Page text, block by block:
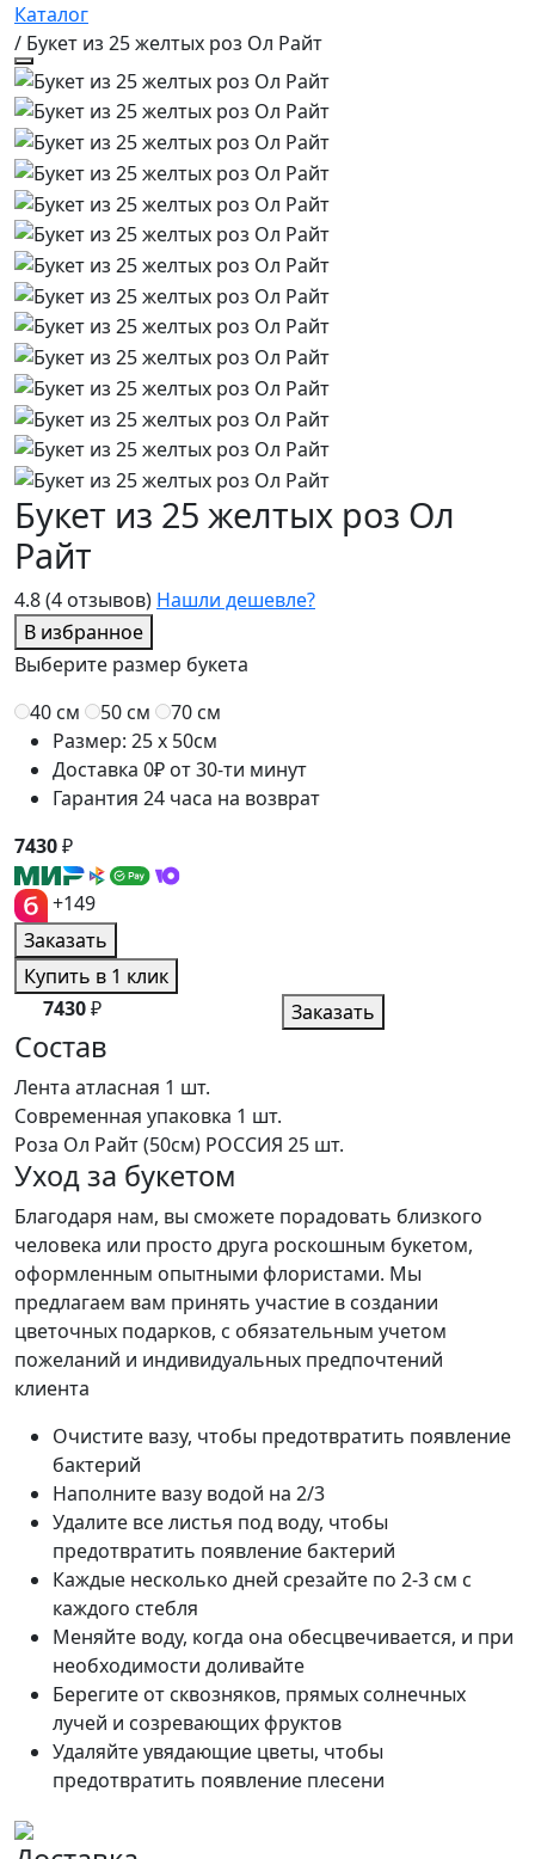
Каталог
/ Букет из 25 желтых роз Ол Райт
4.8(4 отзывов) Нашли дешевле?
В избранное
Букет из 25 желтых роз Ол
Райт
Выберите размер букета
40 см
50 см
70 см
Размер: 25 x 50см
Доставка 0₽ от 30-ти минут
Гарантия 24 часа на возврат
7430₽
+149
Заказать
Купить в 1 клик
7430₽ Заказать
Состав
Лента атласная 1 шт.
Современная упаковка 1 шт.
Роза Ол Райт (50см) РОССИЯ 25 шт.
Уход за букетом
Благодаря нам, вы сможете порадовать близкого
человека или просто друга роскошным букетом,
оформленным опытными флористами. Мы
предлагаем вам принять участие в создании
цветочных подарков, с обязательным учетом
пожеланий и индивидуальных предпочтений
клиента
Очистите вазу, чтобы предотвратить появление
бактерий
Наполните вазу водой на 2/3
Удалите все листья под воду, чтобы
предотвратить появление бактерий
Каждые несколько дней срезайте по 2-3 см с
каждого стебля
Меняйте воду, когда она обесцвечивается, и при
необходимости доливайте
Берегите от сквозняков, прямых солнечных
лучей и созревающих фруктов
Удаляйте увядающие цветы, чтобы
предотвратить появление плесени